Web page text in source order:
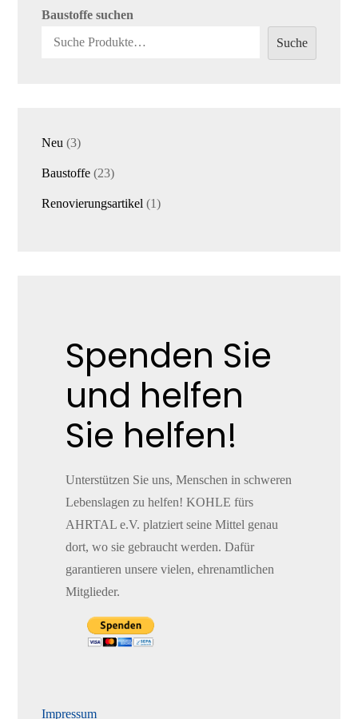
Baustoffe suchen
Suche
Neu 33
Baustoffe 2323
Renovierungsartikel 11
Spenden Sie
und helfen
Sie helfen!
Unterstützen Sie uns, Menschen in schweren
Lebenslagen zu helfen! KOHLE fürs
AHRTAL e.V. platziert seine Mittel genau
dort, wo sie gebraucht werden. Dafür
garantieren unsere vielen, ehrenamtlichen
Mitglieder.
Impressum